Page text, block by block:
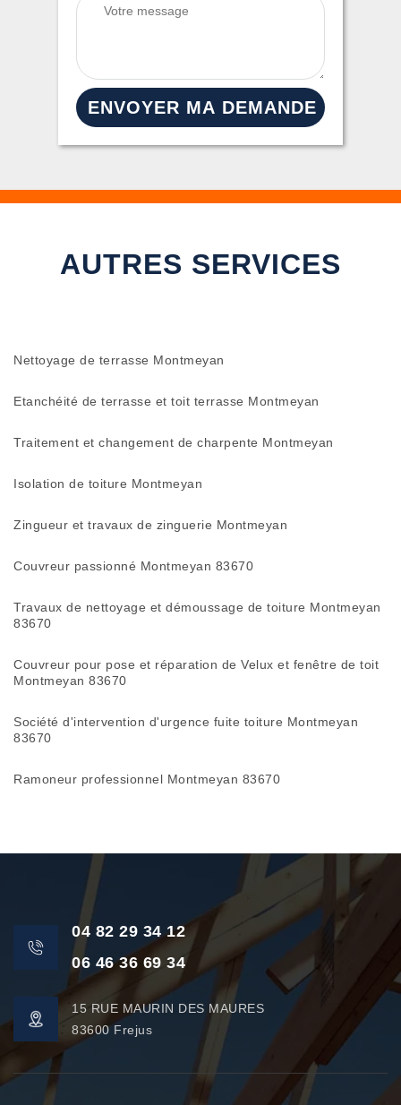
AUTRES SERVICES
Nettoyage de terrasse Montmeyan
Etanchéité de terrasse et toit terrasse Montmeyan
Traitement et changement de charpente Montmeyan
Isolation de toiture Montmeyan
Zingueur et travaux de zinguerie Montmeyan
Couvreur passionné Montmeyan 83670
Travaux de nettoyage et démoussage de toiture Montmeyan
83670
Couvreur pour pose et réparation de Velux et fenêtre de toit
Montmeyan 83670
Société d'intervention d'urgence fuite toiture Montmeyan
83670
Ramoneur professionnel Montmeyan 83670
04 82 29 34 12
06 46 36 69 34
15 RUE MAURIN DES MAURES
83600 Frejus